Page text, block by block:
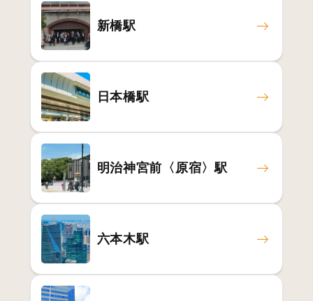
新橋駅
日本橋駅
明治神宮前〈原宿〉駅
六本木駅